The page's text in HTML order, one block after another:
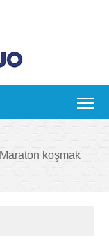
Maraton koşmak